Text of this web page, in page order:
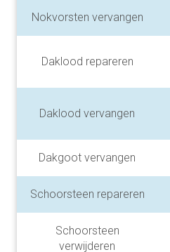
Nokvorsten vervangen
Daklood repareren
Daklood vervangen
Dakgoot vervangen
Schoorsteen repareren
Schoorsteen
verwijderen